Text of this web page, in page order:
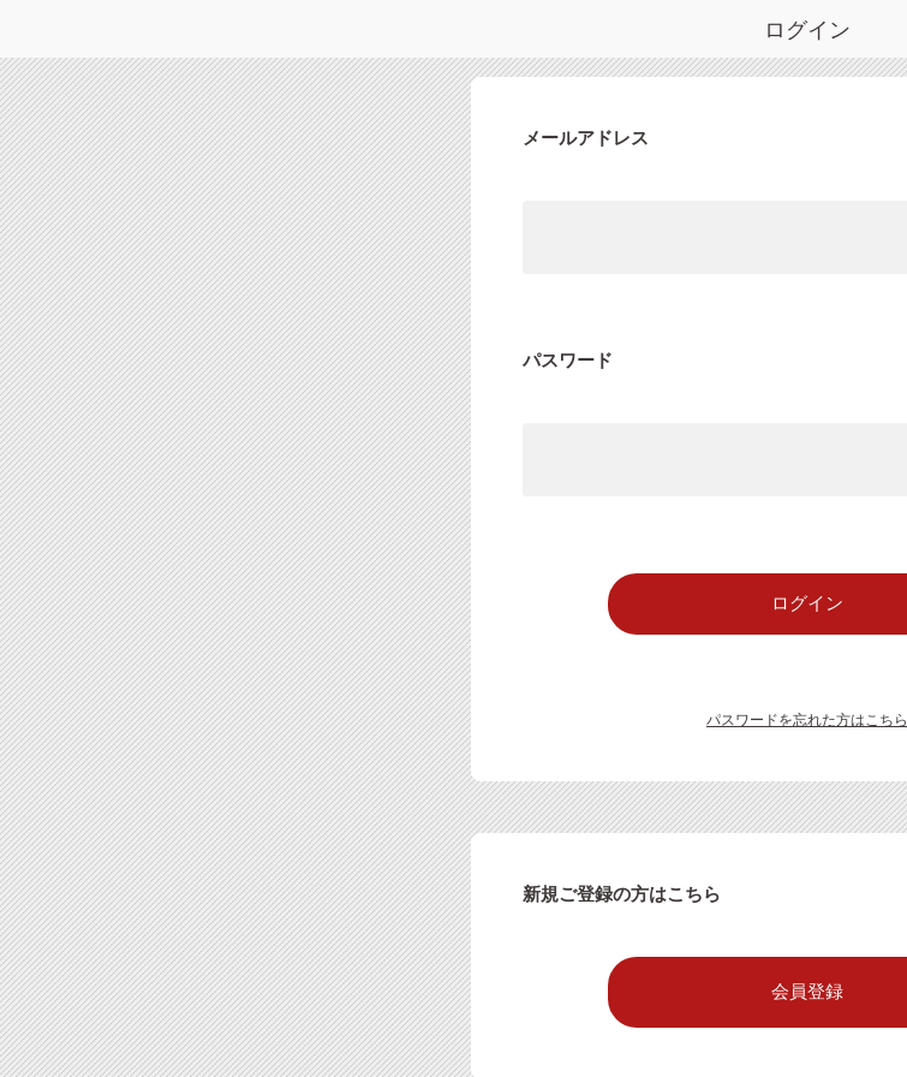
ログイン
メールアドレス
パスワード
パスワードを忘れた方はこちら
新規ご登録の方はこちら
会員登録